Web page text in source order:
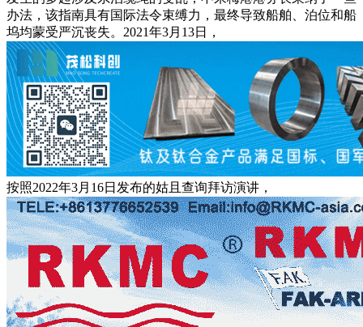
办法，该指南具有国际法令束缚力，最终导致船舶、泊位和船
坞均蒙受严沉丧失。2021年3月13日，
按照2022年3月16日发布的姑且查询拜访演讲，